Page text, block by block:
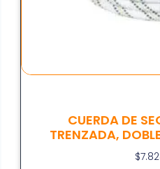
CUERDA DE
TRENZADA,
$